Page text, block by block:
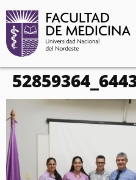
contenido